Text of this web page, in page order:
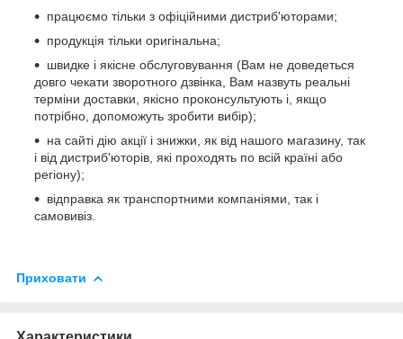
працюємо тільки з офіційними дистриб'юторами;
продукція тільки оригінальна;
швидке і якісне обслуговування (Вам не доведеться
довго чекати зворотного дзвінка, Вам назвуть реальні
терміни доставки, якісно проконсультують і, якщо
потрібно, допоможуть зробити вибір);
на сайті дію акції і знижки, як від нашого магазину, так
і від дистриб'юторів, які проходять по всій країні або
регіону);
відправка як транспортними компаніями, так і
самовивіз.
Приховати